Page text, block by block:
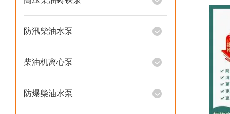
防汛柴油水泵
柴油机离心泵
防爆柴油水泵